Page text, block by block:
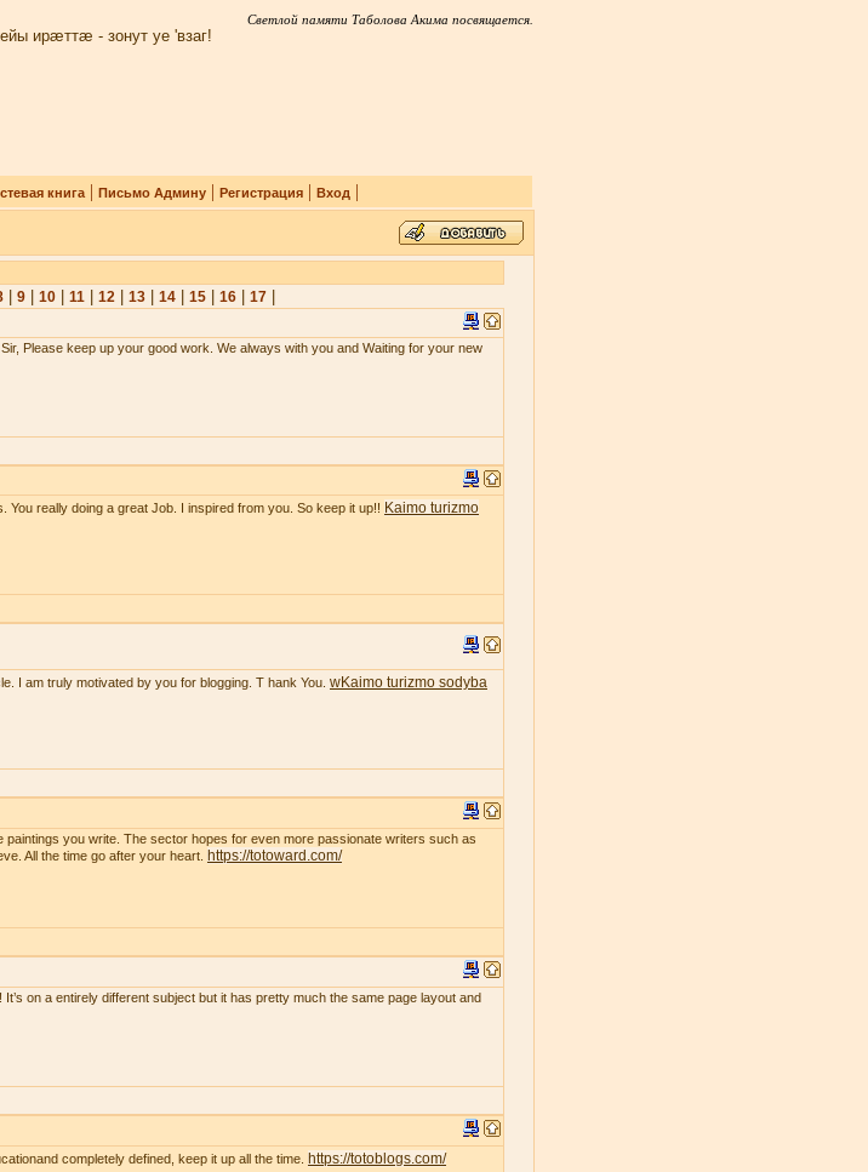
Светлой памяти Таболова Акима посвящается.
ирæттæ - зонут уе 'взаг!
книга| Письмо Админу| Регистрация| Вход |
| 9| 10| 11| 12| 13| 14| 15| 16| 17|
Please keep up your good work. We always with you and Waiting for your new
You really doing a great Job. I inspired from you. So keep it up!! Kaimo turizmo
I am truly motivated by you for blogging. T hank You. wKaimo turizmo sodyba
paintings you write. The sector hopes for even more passionate writers such as
All the time go after your heart.
https://totoward.com/
on a entirely different subject but it has pretty much the same page layout and
completely defined, keep it up all the time. https://totoblogs.com/